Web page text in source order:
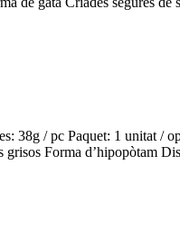
38g / pc Paquet: 1 unitat /
Forma d’hipopòtam